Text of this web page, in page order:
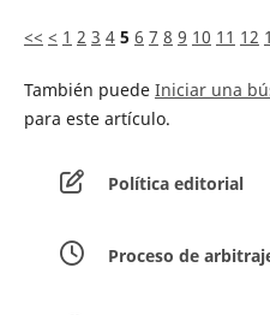
<< < 1 2 3 4 5 6 7 8 9 10 11 12
También puede Iniciar una
para este artículo.
Política editorial
Proceso de